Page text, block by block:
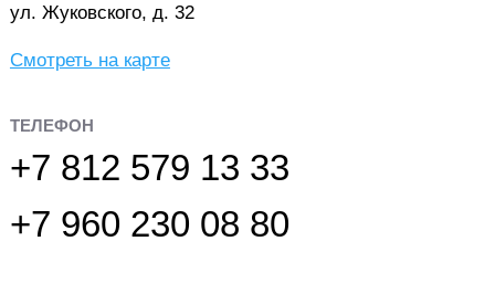
ул. Жуковского, д. 32
Смотреть на карте
ТЕЛЕФОН
+7 812 579 13 33
+7 960 230 08 80